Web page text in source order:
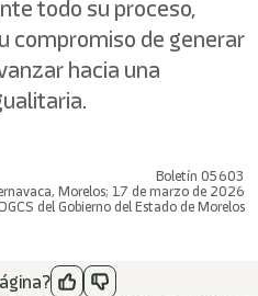
todo su proceso,
compromiso de generar
hacia una
Boletín 05603
Morelos; 17 de marzo de 2026
del Gobierno del Estado de Morelos